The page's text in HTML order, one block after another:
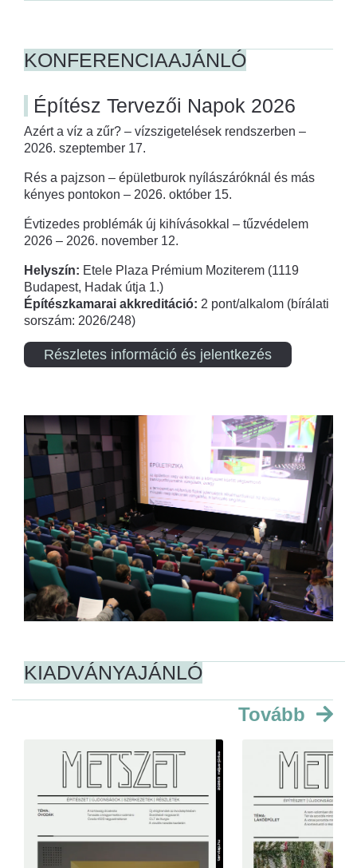
KONFERENCIAAJÁNLÓ
Építész Tervezői Napok 2026
Azért a víz a zűr? – vízszigetelések rendszerben –
2026. szeptember 17.
Rés a pajzson – épületburok nyílászáróknál és más
kényes pontokon – 2026. október 15.
Évtizedes problémák új kihívásokkal – tűzvédelem
2026 – 2026. november 12.
Helyszín: Etele Plaza Prémium Moziterem (1119
Budapest, Hadak útja 1.)
Építészkamarai akkreditáció: 2 pont/alkalom (bírálati
sorszám: 2026/248)
Részletes információ és jelentkezés
KIADVÁNYAJÁNLÓ
Tovább